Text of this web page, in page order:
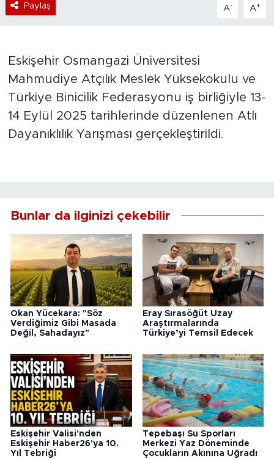
Paylaş A- A+
Eskişehir Osmangazi Üniversitesi
Mahmudiye Atçılık Meslek Yüksekokulu ve
Türkiye Binicilik Federasyonu iş birliğiyle 13-
14 Eylül 2025 tarihlerinde düzenlenen Atlı
Dayanıklılık Yarışması gerçekleştirildi.
Bunlar da ilginizi çekebilir
Okan Yücekara: "Söz
Verdiğimiz Gibi Masada
Değil, Sahadayız"
Eray Sırasöğüt Uzay
Araştırmalarında
Türkiye’yi Temsil Edecek
Eskişehir Valisi'nden
Eskişehir Haber26'ya 10.
Yıl Tebriği
Tepebaşı Su Sporları
Merkezi Yaz Döneminde
Çocukların Akınına Uğradı